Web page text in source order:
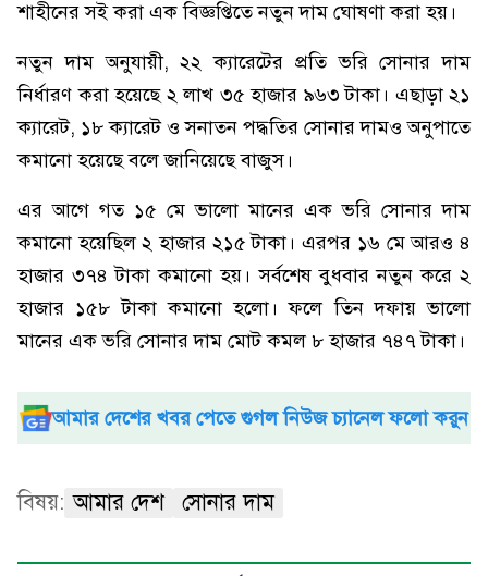
শাহীনের সই করা এক বিজ্ঞপ্তিতে নতুন দাম ঘোষণা করা হয়।
নতুন দাম অনুযায়ী, ২২ ক্যারেটের প্রতি ভরি সোনার দাম
নির্ধারণ করা হয়েছে ২ লাখ ৩৫ হাজার ৯৬৩ টাকা। এছাড়া ২১
ক্যারেট, ১৮ ক্যারেট ও সনাতন পদ্ধতির সোনার দামও অনুপাতে
কমানো হয়েছে বলে জানিয়েছে বাজুস।
এর আগে গত ১৫ মে ভালো মানের এক ভরি সোনার দাম
কমানো হয়েছিল ২ হাজার ২১৫ টাকা। এরপর ১৬ মে আরও ৪
হাজার ৩৭৪ টাকা কমানো হয়। সর্বশেষ বুধবার নতুন করে ২
হাজার ১৫৮ টাকা কমানো হলো। ফলে তিন দফায় ভালো
মানের এক ভরি সোনার দাম মোট কমল ৮ হাজার ৭৪৭ টাকা।
আমার দেশের খবর পেতে গুগল নিউজ চ্যানেল ফলো করুন
বিষয়: আমার দেশ সোনার দাম